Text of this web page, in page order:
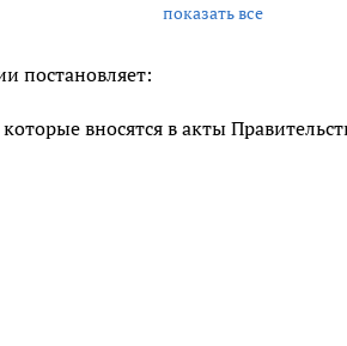
показать все
постановляет:
вносятся в акты